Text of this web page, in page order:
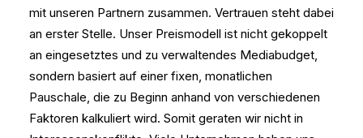
mit unseren Partnern zusammen. Vertrauen steht dabei
an erster Stelle. Unser Preismodell ist nicht gekoppelt
an eingesetztes und zu verwaltendes Mediabudget,
sondern basiert auf einer fixen, monatlichen
Pauschale, die zu Beginn anhand von verschiedenen
Faktoren kalkuliert wird. Somit geraten wir nicht in